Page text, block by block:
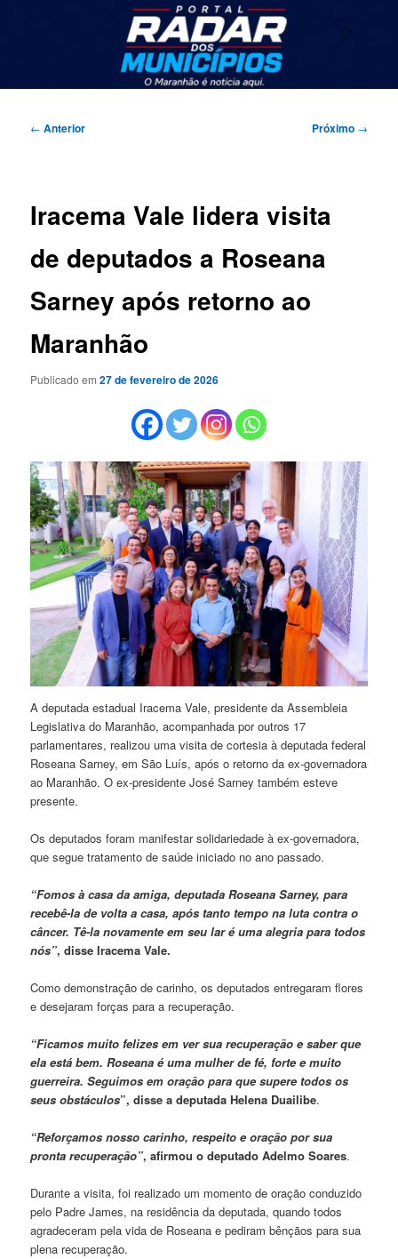
Radar dos Municípios
Seu portal de noticias
Navegação
← Anterior Próximo →
Iracema Vale lidera visita
de deputados a Roseana
Sarney após retorno ao
Maranhão
Publicado em27 de fevereiro de 2026
A deputada estadual Iracema Vale, presidente da Assembleia
Legislativa do Maranhão, acompanhada por outros 17
parlamentares, realizou uma visita de cortesia à deputada federal
Roseana Sarney, em São Luís, após o retorno da ex-governadora
ao Maranhão. O ex-presidente José Sarney também esteve
presente.
Os deputados foram manifestar solidariedade à ex-governadora,
que segue tratamento de saúde iniciado no ano passado.
“Fomos à casa da amiga, deputada Roseana Sarney, para
recebê-la de volta a casa, após tanto tempo na luta contra o
câncer. Tê-la novamente em seu lar é uma alegria para todos
nós”, disse Iracema Vale.
Como demonstração de carinho, os deputados entregaram flores
e desejaram forças para a recuperação.
“Ficamos muito felizes em ver sua recuperação e saber que
ela está bem. Roseana é uma mulher de fé, forte e muito
guerreira. Seguimos em oração para que supere todos os
seus obstáculos”, disse a deputada Helena Duailibe.
“Reforçamos nosso carinho, respeito e oração por sua
pronta recuperação”, afirmou o deputado Adelmo Soares.
Durante a visita, foi realizado um momento de oração conduzido
pelo Padre James, na residência da deputada, quando todos
agradeceram pela vida de Roseana e pediram bênçãos para sua
plena recuperação.